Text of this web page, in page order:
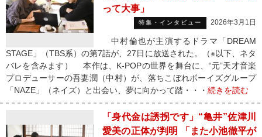
って大事」
特集・インタビュー 2026年3月1日
中村倫也が主演するドラマ「DREAM
STAGE」（TBS系）の第7話が、27日に放送された。（※以下、ネタ
バレを含みます） 本作は、K-POPの世界を舞台に、“元”天才音楽
プロデューサーの吾妻潤（中村）が、落ちこぼれボーイズグループ
「NAZE」（ネイズ）と出会い、夢に向かって踏・・・ 続きを読む
「身代金は誘拐です」“亀井”佐津川
愛美の正体が判明 「また小池徹平が